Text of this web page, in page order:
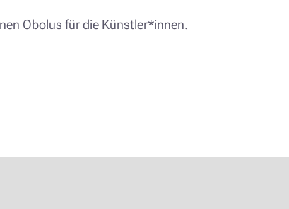
Obolus für die Künstler*innen.